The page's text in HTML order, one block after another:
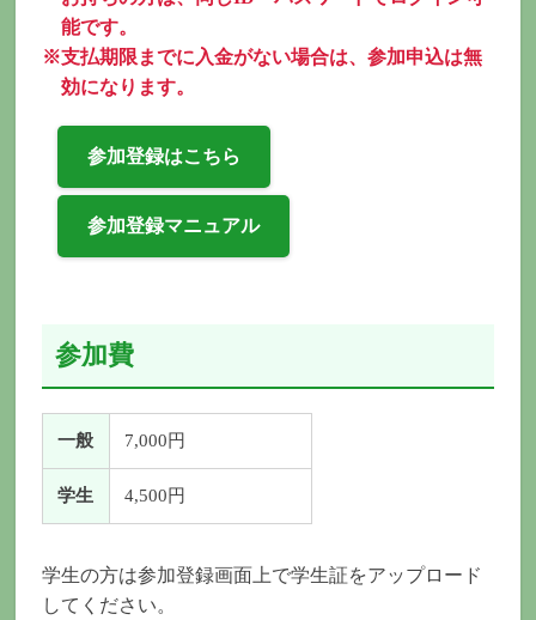
能です。
※支払期限までに入金がない場合は、参加申込は無
効になります。
参加登録はこちら
参加登録マニュアル
参加費
一般 7,000円
学生 4,500円
学生の方は参加登録画面上で学生証をアップロード
してください。